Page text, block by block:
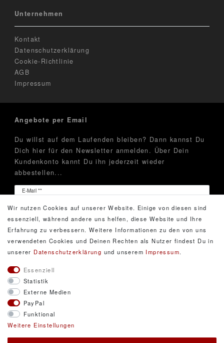
Unternehmen
Kontakt
Datenschutzerklärung
Cookie-Richtlinie
AGB
Impressum
Angebote per Email
Du willst auf dem Laufenden bleiben? Dann kannst Du
Dich hier für den Newsletter anmelden. Über Dein
Kundenkonto kannt Du ihn jederzeit wieder
abbestellen...
E-Mail **
Newsletter
Hiermit bestätige ich, dass ich die
Daten­schutz­erklärung
gelesen habe. Meine Einwilligung kann ich jederzeit
widerrufen.**
© Copyright 2026 DarXity GbR. Gestaltung, Design
und Style durch DarXity GbR. Alle Rechte
Wir nutzen Cookies auf unserer Website. Einige von diesen sind
essenziell, während andere uns helfen, diese Website und Ihre
Erfahrung zu verbessern. Weitere Informationen zu den von uns
verwendeten Cookies und Deinen Rechten als Nutzer findest Du in
unserer Daten­schutz­erklärung und unserem Impressum.
Essenziell
Statistik
Externe Medien
PayPal
Funktional
Weitere Einstellungen